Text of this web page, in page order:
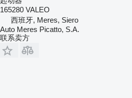
165280 VALEO
西班牙, Meres, Siero
Auto Meres Picatto, S.A.
联系卖方